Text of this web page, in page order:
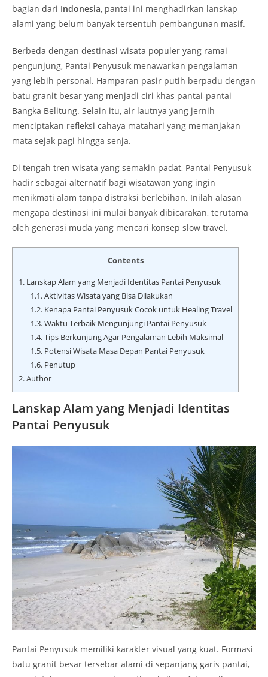
bagian dari Indonesia, pantai ini menghadirkan lanskap
alami yang belum banyak tersentuh pembangunan masif.
Berbeda dengan destinasi wisata populer yang ramai
pengunjung, Pantai Penyusuk menawarkan pengalaman
yang lebih personal. Hamparan pasir putih berpadu dengan
batu granit besar yang menjadi ciri khas pantai-pantai
Bangka Belitung. Selain itu, air lautnya yang jernih
menciptakan refleksi cahaya matahari yang memanjakan
mata sejak pagi hingga senja.
Di tengah tren wisata yang semakin padat, Pantai Penyusuk
hadir sebagai alternatif bagi wisatawan yang ingin
menikmati alam tanpa distraksi berlebihan. Inilah alasan
mengapa destinasi ini mulai banyak dibicarakan, terutama
oleh generasi muda yang mencari konsep slow travel.
Contents
1. Lanskap Alam yang Menjadi Identitas Pantai Penyusuk
1.1.Aktivitas Wisata yang Bisa Dilakukan
1.2.Kenapa Pantai Penyusuk Cocok untuk Healing Travel
1.3.Waktu Terbaik Mengunjungi Pantai Penyusuk
1.4.Tips Berkunjung Agar Pengalaman Lebih Maksimal
1.5.Potensi Wisata Masa Depan Pantai Penyusuk
1.6.Penutup
2.Author
Lanskap Alam yang Menjadi Identitas
Pantai Penyusuk
Pantai Penyusuk memiliki karakter visual yang kuat. Formasi
batu granit besar tersebar alami di sepanjang garis pantai,